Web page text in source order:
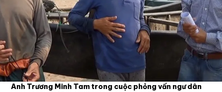
Anh Trương Minh Tam trong cuộc phỏng vấn ngư dân